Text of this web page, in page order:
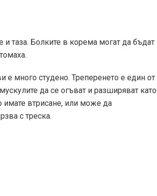
таза. Болките в корема могат да бъдат
е много студено. Треперенето е един от
да се огъват и разширяват като
имате втрисане, или може да
с треска.